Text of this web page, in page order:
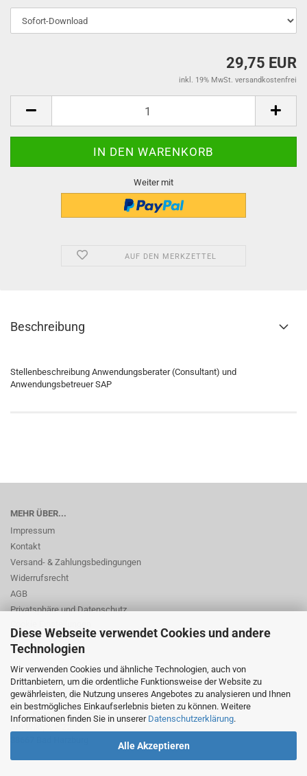
Diese Webseite verwendet Cookies und andere
Technologien
Wir verwenden Cookies und ähnliche Technologien, auch von
Drittanbietern, um die ordentliche Funktionsweise der Website zu
gewährleisten, die Nutzung unseres Angebotes zu analysieren und Ihnen
ein bestmögliches Einkaufserlebnis bieten zu können. Weitere
Informationen finden Sie in unserer Datenschutzerklärung.
Alle Akzeptieren
29,75 EUR
inkl. 19% MwSt. versandkostenfrei
Weiter mit
AUF DEN MERKZETTEL
Beschreibung
Stellenbeschreibung Anwendungsberater (Consultant) und
Anwendungsbetreuer SAP
MEHR ÜBER...
Impressum
Kontakt
Versand- & Zahlungsbedingungen
Widerrufsrecht
AGB
Privatsphäre und Datenschutz
© Dr. Beer Management & Logistik